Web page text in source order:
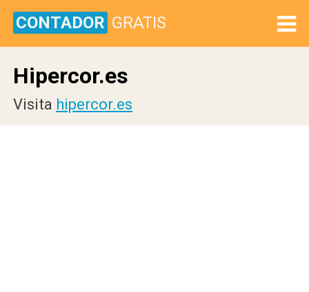
CONTADOR GRATIS
Hipercor.es
Visita hipercor.es